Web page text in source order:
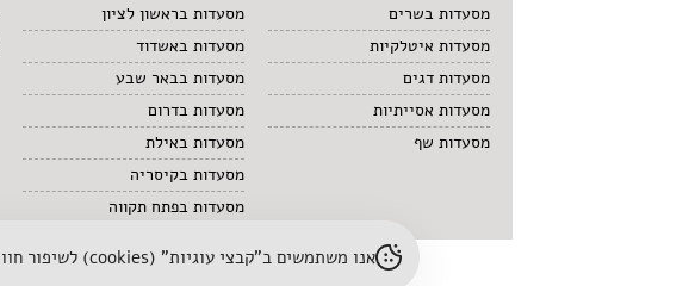
מסעדות בשרים
מסעדות איטלקיות
מסעדות דגים
מסעדות אסייתיות
מסעדות שף
מסעדות בראשון לציון
מסעדות באשדוד
מסעדות בבאר שבע
מסעדות בדרום
מסעדות באילת
מסעדות בקיסריה
מסעדות בפתח תקווה
אנו משתמשים ב"קבצי עוגיות" (cookies) לשיפור חוויית הגלישה והתאמת תוכן. לפרטים נוספים – עיינו ב